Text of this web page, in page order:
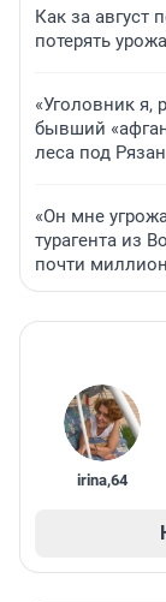
Как за август
потерять
«Уголовник я,
бывший
леса под
«Он мне
турагента из
почти
irina,64